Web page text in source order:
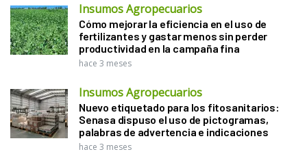
Insumos Agropecuarios
Cómo mejorar la eficiencia en el uso de
fertilizantes y gastar menos sin perder
productividad en la campaña fina
hace 3 meses
Insumos Agropecuarios
Nuevo etiquetado para los fitosanitarios:
Senasa dispuso el uso de pictogramas,
palabras de advertencia e indicaciones
hace 3 meses